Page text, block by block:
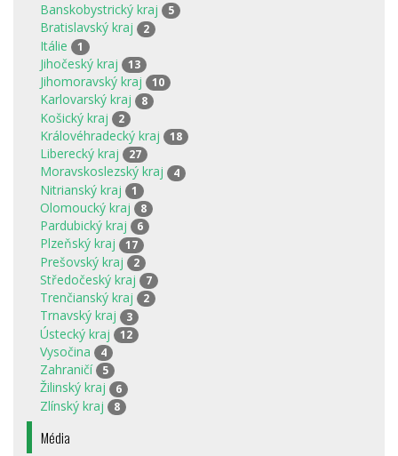
Banskobystrický kraj 5
Bratislavský kraj 2
Itálie 1
Jihočeský kraj 13
Jihomoravský kraj 10
Karlovarský kraj 8
Košický kraj 2
Královéhradecký kraj 18
Liberecký kraj 27
Moravskoslezský kraj 4
Nitrianský kraj 1
Olomoucký kraj 8
Pardubický kraj 6
Plzeňský kraj 17
Prešovský kraj 2
Středočeský kraj 7
Trenčianský kraj 2
Trnavský kraj 3
Ústecký kraj 12
Vysočina 4
Zahraničí 5
Žilinský kraj 6
Zlínský kraj 8
Média